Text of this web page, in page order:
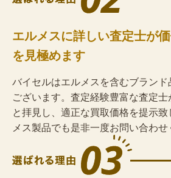
エルメスに詳しい査定士が
を見極めます
バイセルはエルメスを含むブラン
ございます。査定経験豊富な査定
と拝見し、適正な買取価格を提示
メス製品でも是非一度お問い合わせ